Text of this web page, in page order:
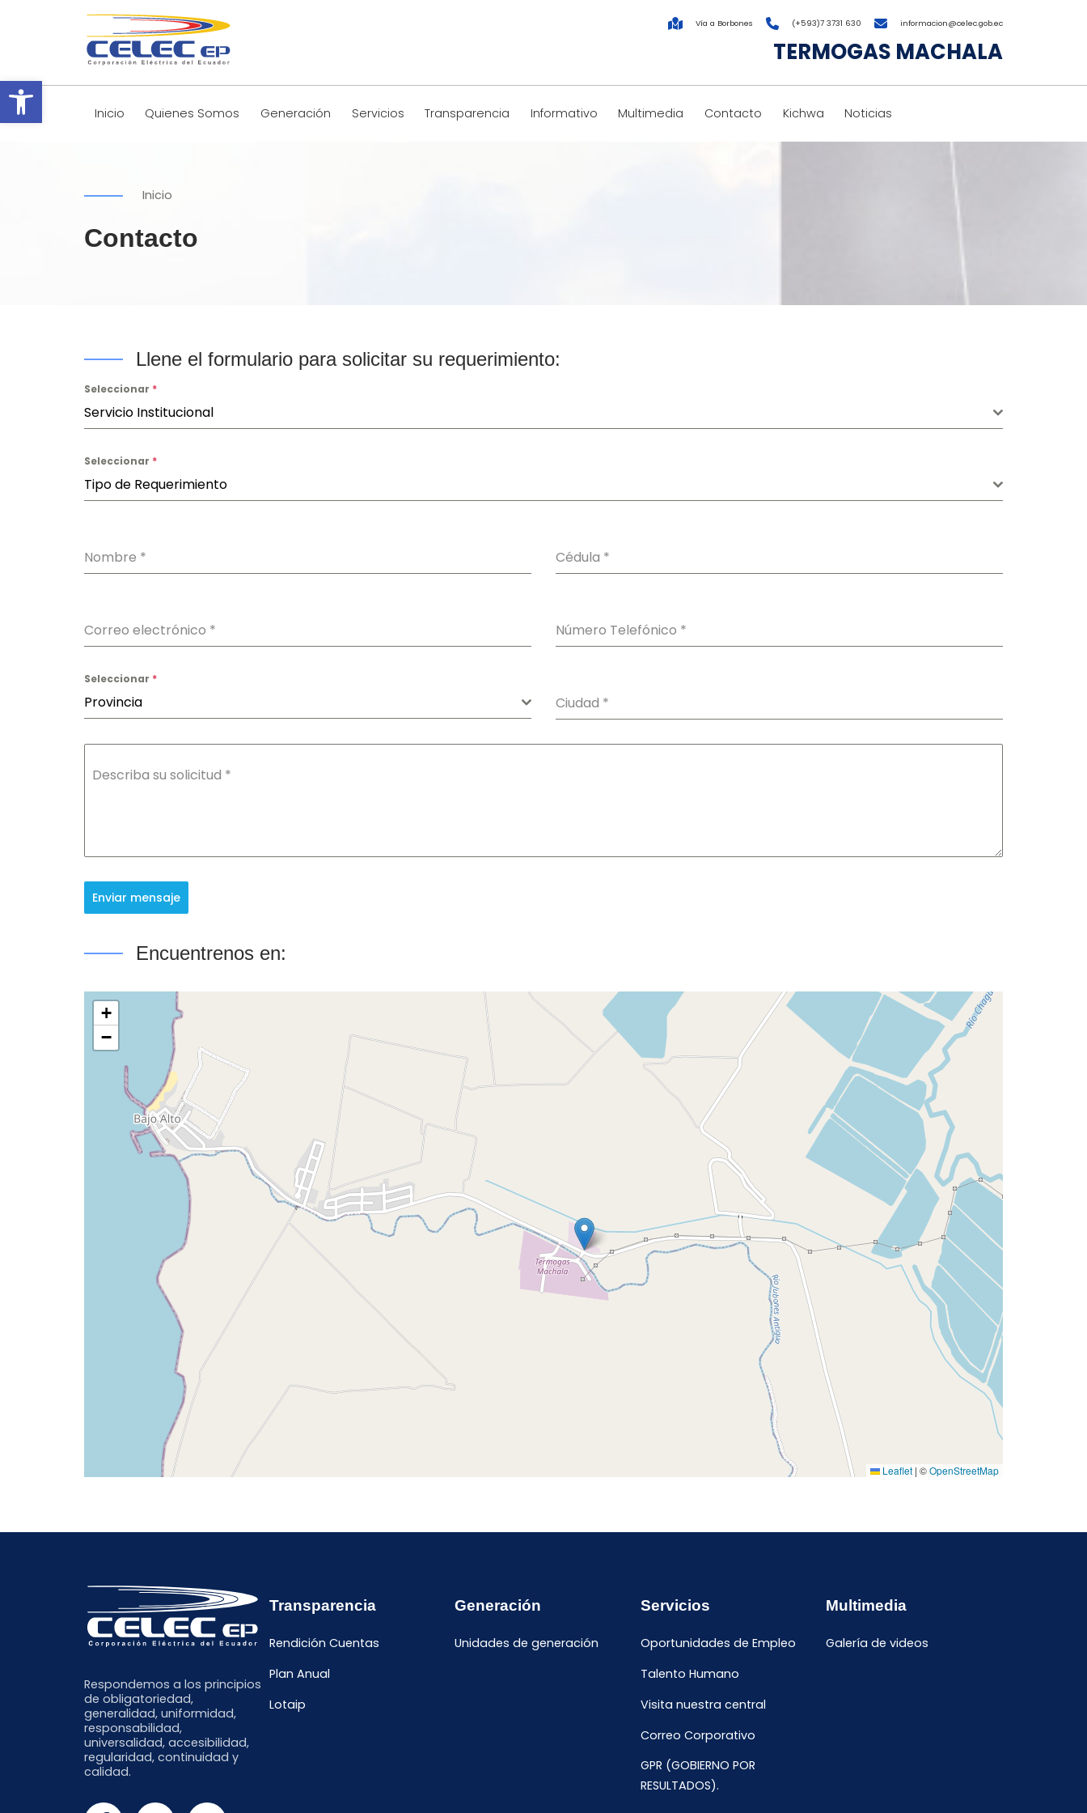
Abrir barra de herramientas
Vía a Borbones (+593)7 3731 630 informacion@celec.gob.ec
TERMOGAS MACHALA
Inicio Quienes Somos Generación Servicios Transparencia Informativo Multimedia Contacto Kichwa Noticias
Inicio
Contacto
Llene el formulario para solicitar su requerimiento:
Seleccionar *
Servicio Institucional
Seleccionar *
Tipo de Requerimiento
Nombre * Cédula *
Correo electrónico * Número Telefónico *
Seleccionar *
Provincia Ciudad *
Describa su solicitud *
Enviar mensaje
Encuentrenos en:
+
−
Leaflet | ©OpenStreetMap
Respondemos a los principios
de obligatoriedad,
generalidad, uniformidad,
responsabilidad,
universalidad, accesibilidad,
regularidad, continuidad y
calidad.
Transparencia
Rendición Cuentas
Plan Anual
Lotaip
Generación
Unidades de generación
Servicios
Oportunidades de Empleo
Talento Humano
Visita nuestra central
Correo Corporativo
GPR (GOBIERNO POR
RESULTADOS).
Multimedia
Galería de videos